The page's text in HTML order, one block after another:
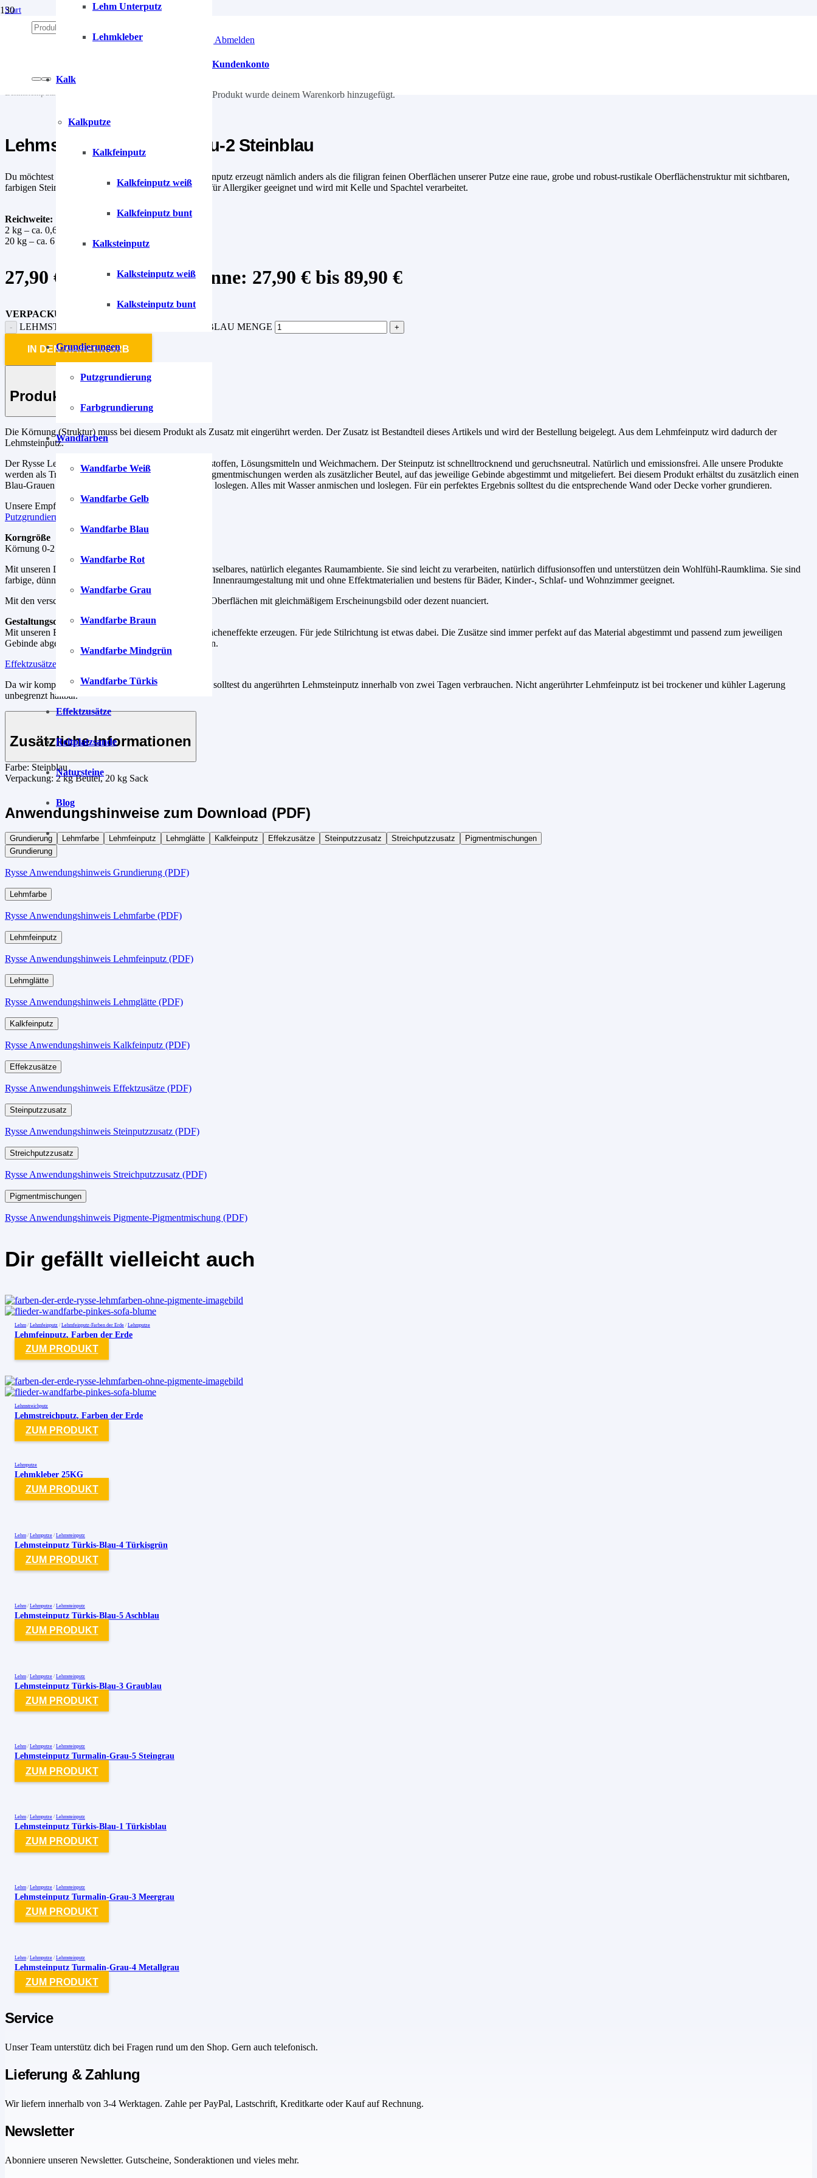
Anmelden | Abmelden
Lehm Unterputz
Lehmkleber
Kalk
Kalkputze
Kalkfeinputz
Kalkfeinputz weiß
Kalkfeinputz bunt
Kalksteinputz
Kalksteinputz weiß
Kalksteinputz bunt
Grundierungen
Putzgrundierung
Farbgrundierung
Wandfarben
Wandfarbe Weiß
Wandfarbe Gelb
Wandfarbe Blau
Wandfarbe Rot
Wandfarbe Grau
Wandfarbe Braun
Wandfarbe Mindgrün
Wandfarbe Türkis
Effektzusätze
Reitplatzsande
Natursteine
Blog
Kundenkonto
Produkt wurde deinem Warenkorb hinzugefügt.
Start
Lehmsteinputz Türkis-Blau-2 Steinblau
Du möchtest eine Wand mit Steinoptik? Der Lehmsteinputz erzeugt nämlich anders als die filigran feinen Oberflächen unserer Putze eine raue, grobe und robust-rustikale Oberflächenstruktur mit sichtbaren,
farbigen Steinelementen. Der Lehmsteinputz ist ideal für Allergiker geeignet und wird mit Kelle und Spachtel verarbeitet.
Reichweite:
2 kg – ca. 0,6 m²
20 kg – ca. 6 m²
27,90 € 89,90€Preisspanne: 27,90 € bis 89,90 €
VERPACKUNG
LEHMSTEINPUTZ TÜRKIS-BLAU-2 STEINBLAU MENGE
IN DEN WARENKORB
Produkt-Beschreibung
Die Körnung (Struktur) muss bei diesem Produkt als Zusatz mit eingerührt werden. Der Zusatz ist Bestandteil dieses Artikels und wird der Bestellung beigelegt. Aus dem Lehmfeinputz wird dadurch der
Lehmsteinputz.
Der Rysse Lehmsteinputz ist frei von Konservierungsstoffen, Lösungsmitteln und Weichmachern. Der Steinputz ist schnelltrocknend und geruchsneutral. Natürlich und emissionsfrei. Alle unsere Produkte
werden als Trockenpulver ausgeliefert. Die fertigen Pigmentmischungen werden als zusätzlicher Beutel, auf das jeweilige Gebinde abgestimmt und mitgeliefert. Bei diesem Produkt erhältst du zusätzlich einen
Blau-Grauen Steinputzzusatz, einfach einmischen und loslegen. Alles mit Wasser anmischen und loslegen. Für ein perfektes Ergebnis solltest du die entsprechende Wand oder Decke vorher grundieren.
Unsere Empfehlung für die Grundierung.
Putzgrundierung
Korngröße
Körnung 0-2 mm, Putzstärke ca. 2-3 mm.
Mit unseren Lehmputzen kreierst du dir ein unverwechselbares, natürlich elegantes Raumambiente. Sie sind leicht zu verarbeiten, natürlich diffusionsoffen und unterstützen dein Wohlfühl-Raumklima. Sie sind
farbige, dünnlagige Lehmmischungen für die kreative Innenraumgestaltung mit und ohne Effektmaterialien und bestens für Bäder, Kinder-, Schlaf- und Wohnzimmer geeignet.
Mit den verschiedenen Auftragstechniken schaffst du Oberflächen mit gleichmäßigem Erscheinungsbild oder dezent nuanciert.
Gestaltungsoptionen
Mit unseren Effektzusätzen kannst du kreative Oberflächeneffekte erzeugen. Für jede Stilrichtung ist etwas dabei. Die Zusätze sind immer perfekt auf das Material abgestimmt und passend zum jeweiligen
Gebinde abgewogen. Einfach einmischen und loslegen.
Effektzusätze
Da wir komplett auf Konservierungsstoffe verzichten, solltest du angerührten Lehmsteinputz innerhalb von zwei Tagen verbrauchen. Nicht angerührter Lehmfeinputz ist bei trockener und kühler Lagerung
unbegrenzt haltbar.
Zusätzliche Informationen
Farbe: Steinblau
Verpackung: 2 kg Beutel, 20 kg Sack
Anwendungshinweise zum Download (PDF)
Grundierung Lehmfarbe Lehmfeinputz Lehmglätte Kalkfeinputz Effekzusätze Steinputzzusatz Streichputzzusatz
Pigmentmischungen
Grundierung
Rysse Anwendungshinweis Grundierung (PDF)
Lehmfarbe
Rysse Anwendungshinweis Lehmfarbe (PDF)
Lehmfeinputz
Rysse Anwendungshinweis Lehmfeinputz (PDF)
Lehmglätte
Rysse Anwendungshinweis Lehmglätte (PDF)
Kalkfeinputz
Rysse Anwendungshinweis Kalkfeinputz (PDF)
Effekzusätze
Rysse Anwendungshinweis Effektzusätze (PDF)
Steinputzzusatz
Rysse Anwendungshinweis Steinputzzusatz (PDF)
Streichputzzusatz
Rysse Anwendungshinweis Streichputzzusatz (PDF)
Pigmentmischungen
Rysse Anwendungshinweis Pigmente-Pigmentmischung (PDF)
Dir gefällt vielleicht auch
Lehm / Lehmfeinputz / Lehmfeinputz-Farben der Erde / Lehmputze
Lehmfeinputz, Farben der Erde
ZUM PRODUKT
Lehmstreichputz
Lehmstreichputz, Farben der Erde
ZUM PRODUKT
Lehmputze
Lehmkleber 25KG
ZUM PRODUKT
Lehm / Lehmputze / Lehmsteinputz
Lehmsteinputz Türkis-Blau-4 Türkisgrün
ZUM PRODUKT
Lehm / Lehmputze / Lehmsteinputz
Lehmsteinputz Türkis-Blau-5 Aschblau
ZUM PRODUKT
Lehm / Lehmputze / Lehmsteinputz
Lehmsteinputz Türkis-Blau-3 Graublau
ZUM PRODUKT
Lehm / Lehmputze / Lehmsteinputz
Lehmsteinputz Turmalin-Grau-5 Steingrau
ZUM PRODUKT
Lehm / Lehmputze / Lehmsteinputz
Lehmsteinputz Türkis-Blau-1 Türkisblau
ZUM PRODUKT
Lehm / Lehmputze / Lehmsteinputz
Lehmsteinputz Turmalin-Grau-3 Meergrau
ZUM PRODUKT
Lehm / Lehmputze / Lehmsteinputz
Lehmsteinputz Turmalin-Grau-4 Metallgrau
ZUM PRODUKT
Service
Unser Team unterstütz dich bei Fragen rund um den Shop. Gern auch telefonisch.
Lieferung & Zahlung
Wir liefern innerhalb von 3-4 Werktagen. Zahle per PayPal, Lastschrift, Kreditkarte oder Kauf auf Rechnung.
Newsletter
Abonniere unseren Newsletter. Gutscheine, Sonderaktionen und vieles mehr.